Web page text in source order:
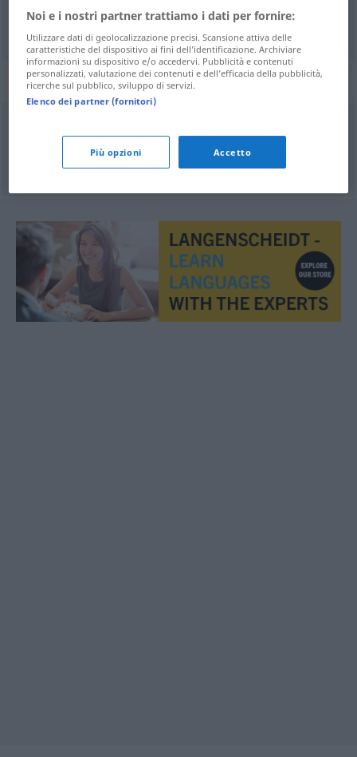
standard (work) Standardwerk LIT
Sinonimi per "Standardwerk"
© OpenThesaurus.de
Noi e i nostri partner trattiamo i dati per fornire:
Utilizzare dati di geolocalizzazione precisi. Scansione attiva delle
caratteristiche del dispositivo ai fini dell’identificazione. Archiviare
informazioni su dispositivo e/o accedervi. Pubblicità e contenuti
personalizzati, valutazione dei contenuti e dell’efficacia della pubblicità,
ricerche sul pubblico, sviluppo di servizi.
Elenco dei partner (fornitori)
Più opzioni Accetto